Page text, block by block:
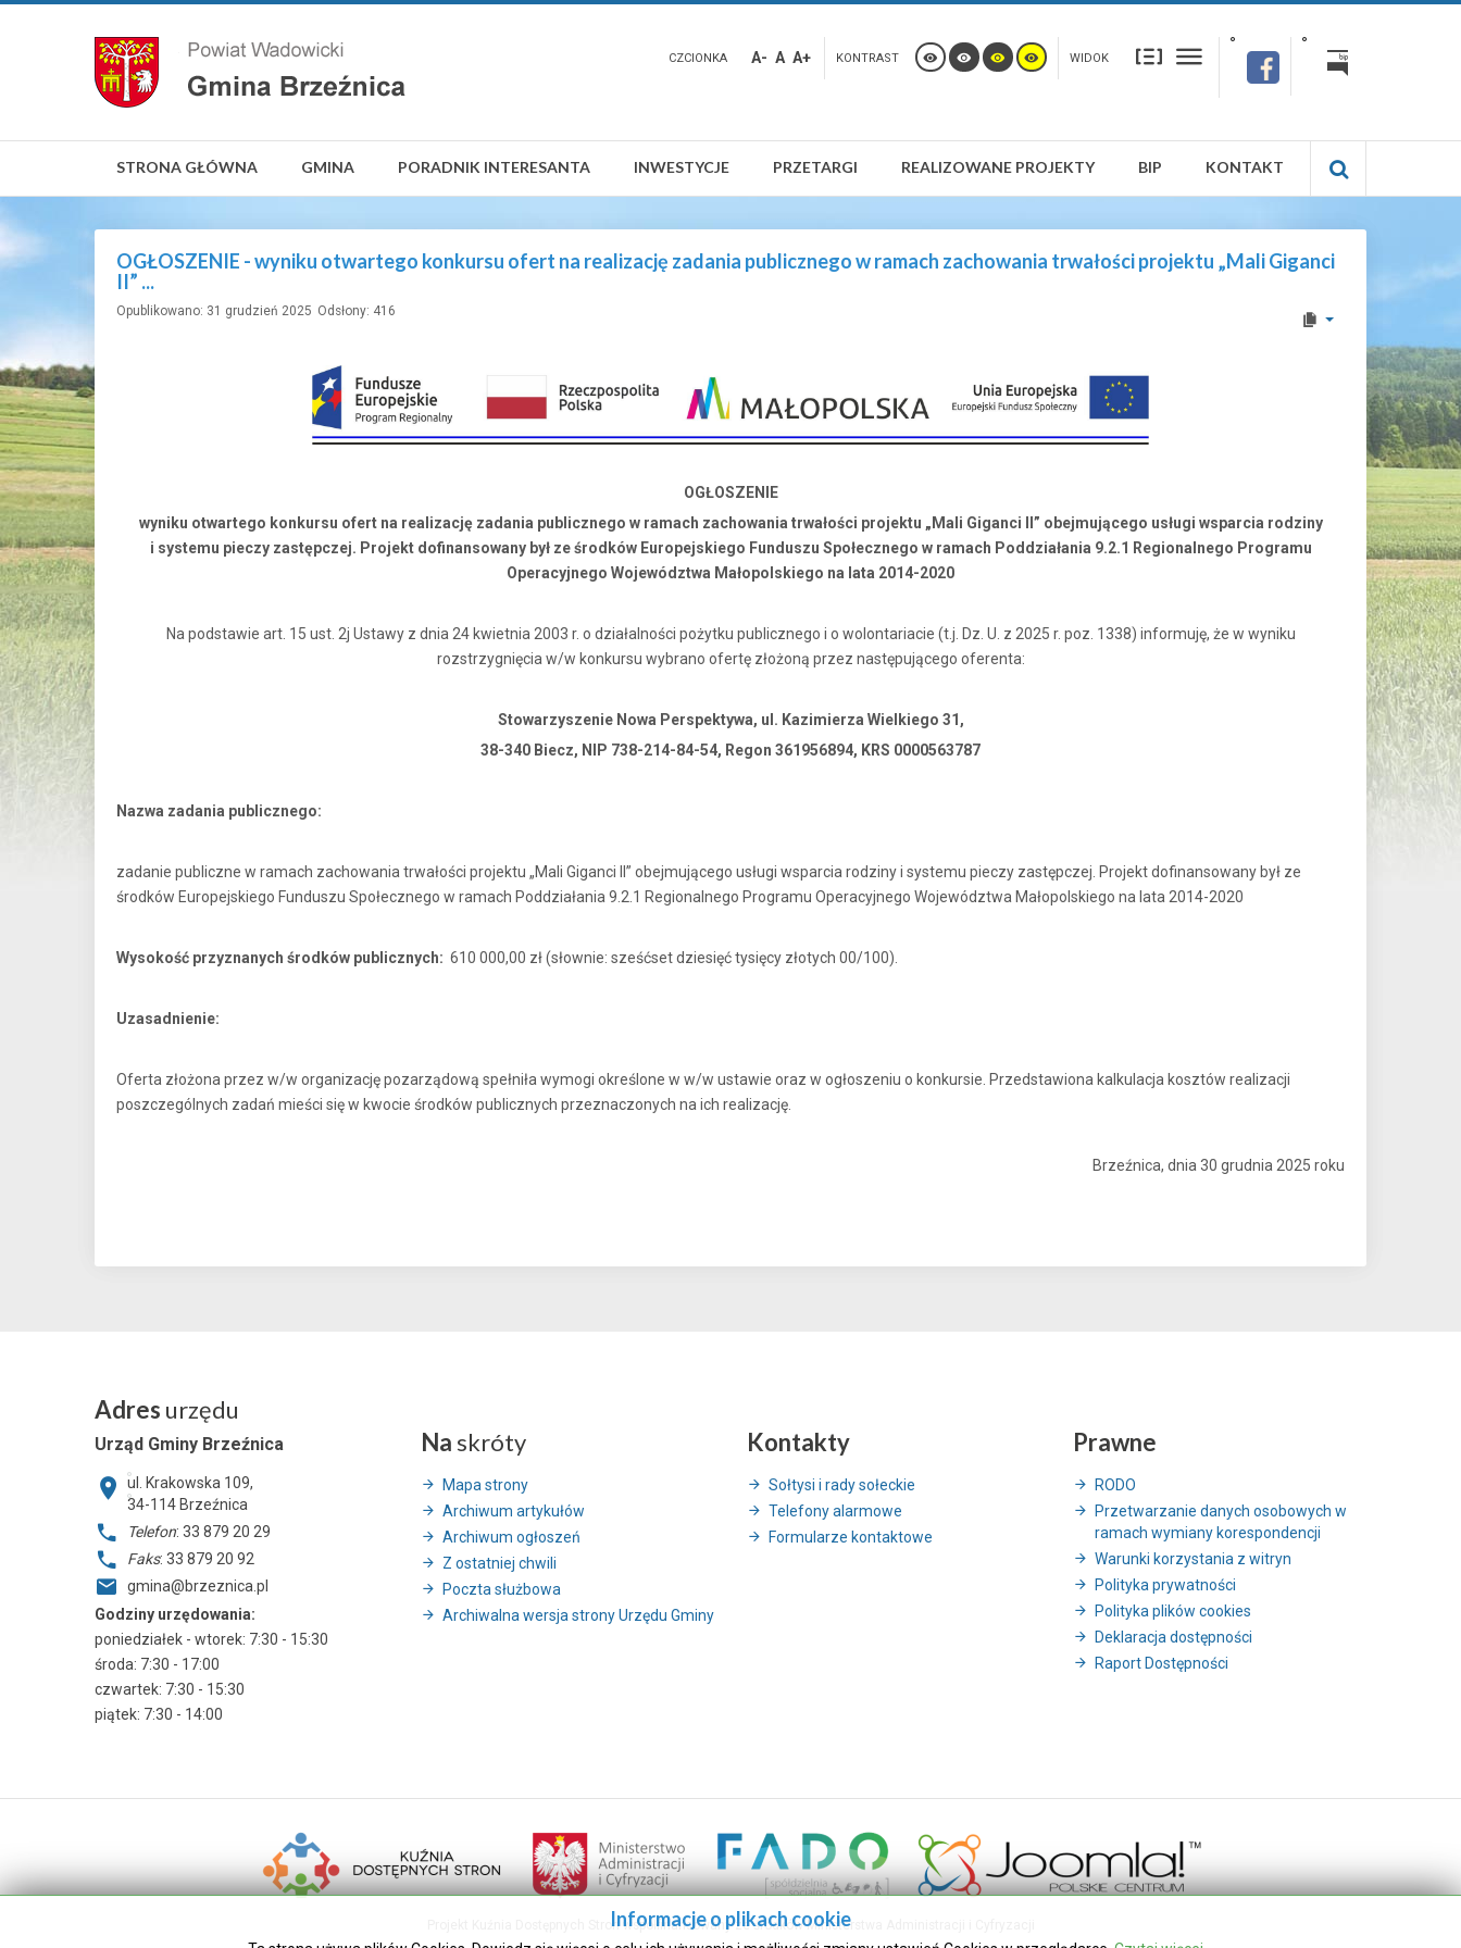
CZCIONKA A- A A+ KONTRAST WIDOK
STRONA GŁÓWNA GMINA PORADNIK INTERESANTA INWESTYCJE PRZETARGI REALIZOWANE PROJEKTY BIP KONTAKT
OGŁOSZENIE - wyniku otwartego konkursu ofert na realizację zadania publicznego w ramach zachowania trwałości projektu „Mali Giganci
II” ...
Opublikowano: 31 grudzień 2025 Odsłony: 416
OGŁOSZENIE
wyniku otwartego konkursu ofert na realizację zadania publicznego w ramach zachowania trwałości projektu „Mali Giganci II” obejmującego usługi wsparcia rodziny
i systemu pieczy zastępczej. Projekt dofinansowany był ze środków Europejskiego Funduszu Społecznego w ramach Poddziałania 9.2.1 Regionalnego Programu
Operacyjnego Województwa Małopolskiego na lata 2014-2020
Na podstawie art. 15 ust. 2j Ustawy z dnia 24 kwietnia 2003 r. o działalności pożytku publicznego i o wolontariacie (t.j. Dz. U. z 2025 r. poz. 1338) informuję, że w wyniku
rozstrzygnięcia w/w konkursu wybrano ofertę złożoną przez następującego oferenta:
Stowarzyszenie Nowa Perspektywa, ul. Kazimierza Wielkiego 31,
38-340 Biecz, NIP 738-214-84-54, Regon 361956894, KRS 0000563787
Nazwa zadania publicznego:
zadanie publiczne w ramach zachowania trwałości projektu „Mali Giganci II” obejmującego usługi wsparcia rodziny i systemu pieczy zastępczej. Projekt dofinansowany był ze
środków Europejskiego Funduszu Społecznego w ramach Poddziałania 9.2.1 Regionalnego Programu Operacyjnego Województwa Małopolskiego na lata 2014-2020
Wysokość przyznanych środków publicznych: 610 000,00 zł (słownie: sześćset dziesięć tysięcy złotych 00/100).
Uzasadnienie:
Oferta złożona przez w/w organizację pozarządową spełniła wymogi określone w w/w ustawie oraz w ogłoszeniu o konkursie. Przedstawiona kalkulacja kosztów realizacji
poszczególnych zadań mieści się w kwocie środków publicznych przeznaczonych na ich realizację.
Brzeźnica, dnia 30 grudnia 2025 roku
Adres urzędu
Urząd Gminy Brzeźnica
ul. Krakowska 109,
34-114 Brzeźnica
Telefon: 33 879 20 29
Faks: 33 879 20 92
gmina@brzeznica.pl
Godziny urzędowania:
poniedziałek - wtorek: 7:30 - 15:30
środa: 7:30 - 17:00
czwartek: 7:30 - 15:30
piątek: 7:30 - 14:00
Na skróty
Mapa strony
Archiwum artykułów
Archiwum ogłoszeń
Z ostatniej chwili
Poczta służbowa
Archiwalna wersja strony Urzędu Gminy
Kontakty
Sołtysi i rady sołeckie
Telefony alarmowe
Formularze kontaktowe
Prawne
RODO
Przetwarzanie danych osobowych w
ramach wymiany korespondencji
Warunki korzystania z witryn
Polityka prywatności
Polityka plików cookies
Deklaracja dostępności
Raport Dostępności
Projekt Kuźnia Dostępnych Stron współfinansowany ze środków Ministerstwa Administracji i Cyfryzacji
Informacje o plikach cookie